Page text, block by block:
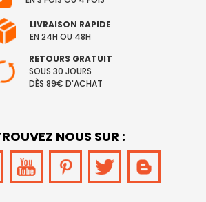
LIVRAISON RAPIDE
EN 24H OU 48H
RETOURS GRATUIT
SOUS 30 JOURS
DÈS 89€ D'ACHAT
NOUS SUR :